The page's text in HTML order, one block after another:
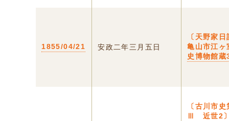
1855/04/21 安政二年三月五日
〔天野家
亀山市江ヶ
史博物館
〔古川市
Ⅲ 近世2